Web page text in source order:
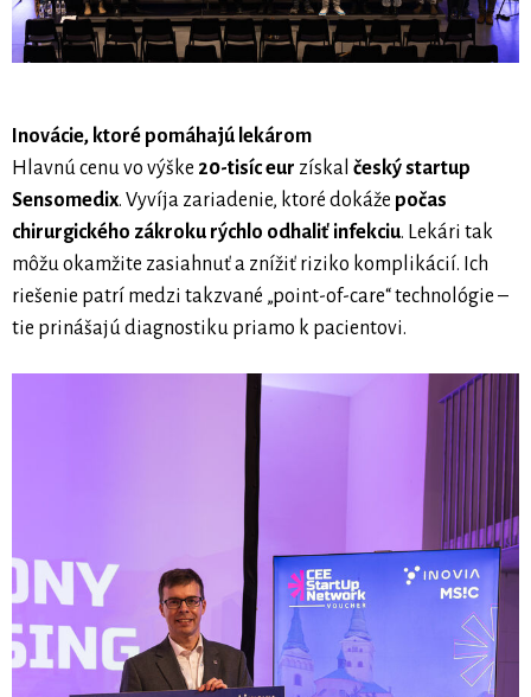
Inovácie, ktoré pomáhajú lekárom
Hlavnú cenu vo výške 20-tisíc eur získal český startup
Sensomedix. Vyvíja zariadenie, ktoré dokáže počas
chirurgického zákroku rýchlo odhaliť infekciu. Lekári tak
môžu okamžite zasiahnuť a znížiť riziko komplikácií. Ich
riešenie patrí medzi takzvané „point-of-care“ technológie –
tie prinášajú diagnostiku priamo k pacientovi.